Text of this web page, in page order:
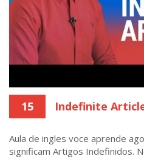
15 Indefinite
Aula de ingles voce aprende
significam Artigos Indefinidos.